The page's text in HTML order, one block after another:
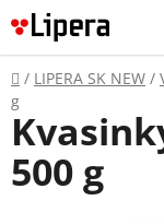
Prejsť
na
obsah
Domov
/ LIPERA SK NEW /
g
500 g